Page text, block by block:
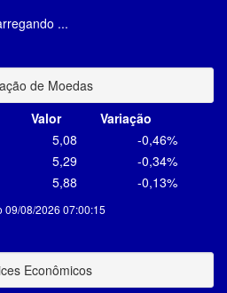
...
de Moedas
Valor
Variação
09/08/2026 07:00:15
5,08
-0,46%
5,29
-0,34%
5,88 -0,13%
Econômicos